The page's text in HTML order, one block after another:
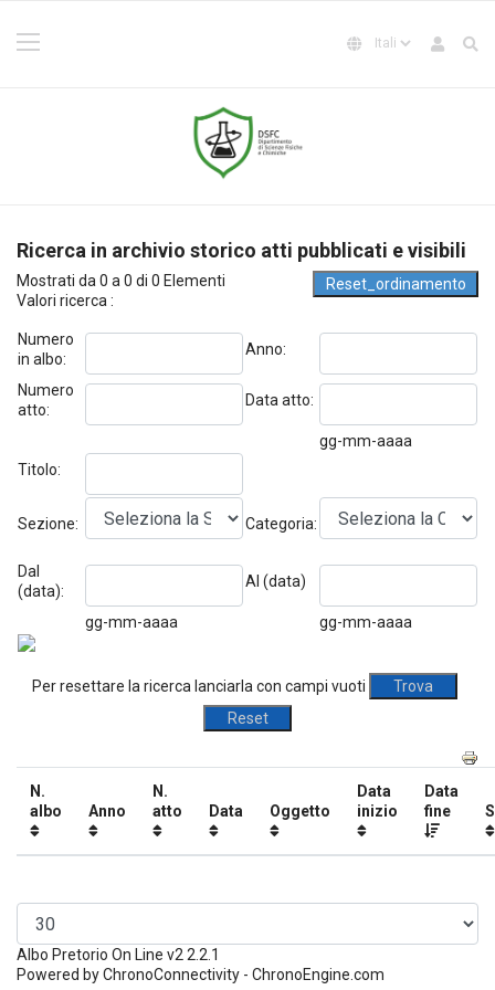
Ricerca in archivio storico atti pubblicati e visibili
Mostrati da 0 a 0 di 0 Elementi
Valori ricerca :
Numero
in albo:
Anno:
Numero
atto:
Data atto:
gg-mm-aaaa
Titolo:
Sezione: Categoria:
Dal
(data):
Al (data)
gg-mm-aaaa gg-mm-aaaa
Per resettare la ricerca lanciarla con campi vuoti
N.
albo
Anno
N.
atto
Data Oggetto
Data
inizio
Data
fine
Albo Pretorio On Line v2 2.2.1
Powered by ChronoConnectivity - ChronoEngine.com